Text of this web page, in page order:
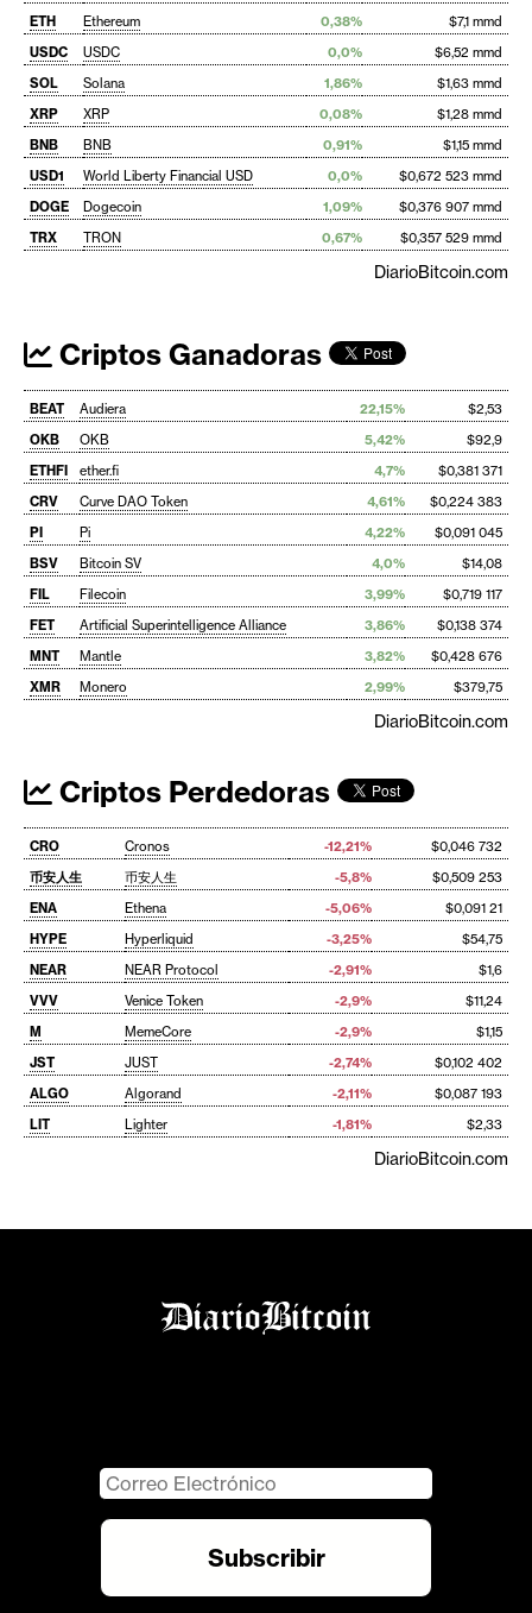
ETH Ethereum 0,38%
$7,1 mmd
USDC
USDC 0,0%
$6,52 mmd
SOL
Solana 1,86%
$1,63 mmd
XRP
XRP 0,08%
$1,28 mmd
BNB
BNB 0,91%
$1,15 mmd
USD1
World Liberty Financial USD 0,0%
$0,672 523 mmd
DOGE
Dogecoin 1,09%
$0,376 907 mmd
TRX
TRON 0,67% $0,357 529 mmd
DiarioBitcoin.com
Criptos Ganadoras
BEAT Audiera 22,15%
$2,53
OKB
OKB 5,42%
$92,9
ETHFI
ether.fi 4,7%
$0,381 371
CRV
Curve DAO Token 4,61%
$0,224 383
PI
Pi 4,22%
$0,091 045
BSV
Bitcoin SV 4,0%
$14,08
FIL
Filecoin 3,99%
$0,719 117
FET
Artificial Superintelligence Alliance 3,86%
$0,138 374
MNT
Mantle 3,82%
$0,428 676
XMR
Monero 2,99% $379,75
DiarioBitcoin.com
Criptos Perdedoras
CRO Cronos -12,21%
$0,046 732
币安人生
币安人生 -5,8%
$0,509 253
ENA
Ethena -5,06%
$0,091 21
HYPE
Hyperliquid -3,25%
$54,75
NEAR
NEAR Protocol -2,91%
$1,6
VVV
Venice Token -2,9%
$11,24
M
MemeCore -2,9%
$1,15
JST
JUST -2,74%
$0,102 402
ALGO
Algorand -2,11%
$0,087 193
LIT
Lighter -1,81% $2,33
DiarioBitcoin.com